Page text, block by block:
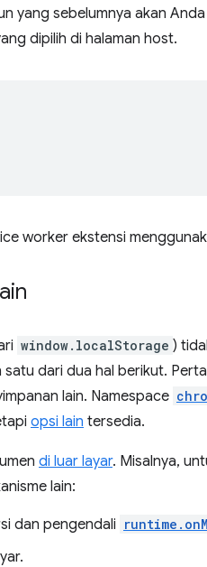
yang sebelumnya akan
dipilih di halaman host.
worker ekstensi
window.localStorage )
satu dari dua hal berikut.
lain. Namespace
opsi lain tersedia.
di luar layar. Misalnya,
lain:
dan pengendali